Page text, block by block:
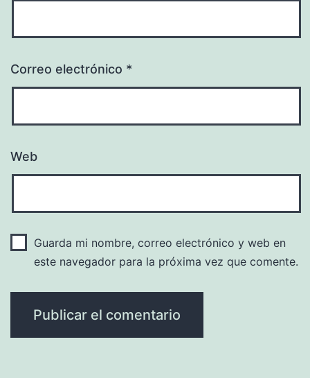
Correo electrónico *
Web
Guarda mi nombre, correo electrónico y web en
este navegador para la próxima vez que comente.